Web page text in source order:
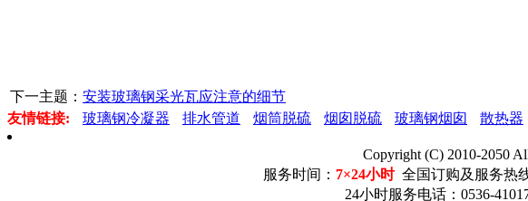
下一主题： 安装玻璃钢采光瓦应注意的细节
友情链接:
玻璃钢冷凝器 排水管道 烟筒脱硫 烟囱脱硫 玻璃钢烟囱 散热器
Copyright (C) 2010-2050
服务时间： 7×24小时全国订购及服务热
24小时服务电话：0536-